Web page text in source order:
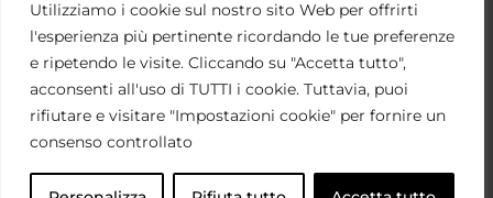
Utilizziamo i cookie sul nostro sito Web per offrirti
l'esperienza più pertinente ricordando le tue preferenze
e ripetendo le visite. Cliccando su "Accetta tutto",
acconsenti all'uso di TUTTI i cookie. Tuttavia, puoi
rifiutare e visitare "Impostazioni cookie" per fornire un
consenso controllato